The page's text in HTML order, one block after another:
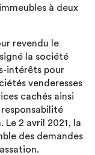
à deux
revendu le
la société
intérêts pour
venderesses
cachés ainsi
2 avril 2021, la
des demandes